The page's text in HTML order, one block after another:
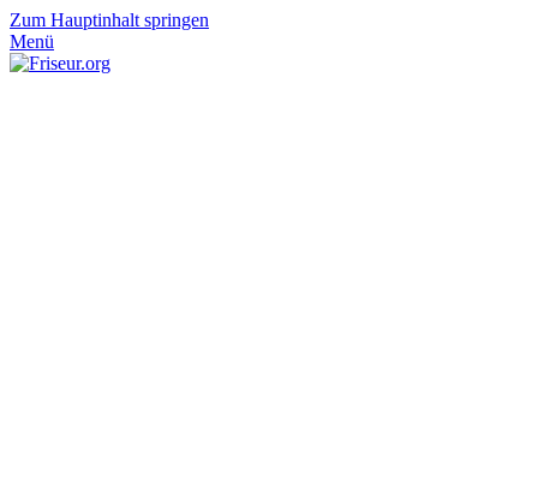
Zum Hauptinhalt springen
Menü